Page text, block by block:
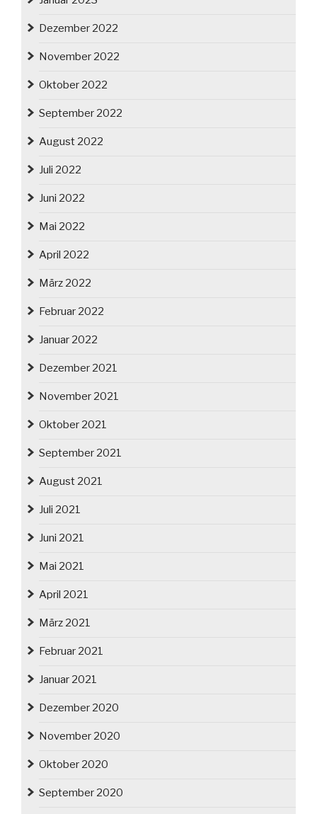
Dezember 2022
November 2022
Oktober 2022
September 2022
August 2022
Juli 2022
Juni 2022
Mai 2022
April 2022
März 2022
Februar 2022
Januar 2022
Dezember 2021
November 2021
Oktober 2021
September 2021
August 2021
Juli 2021
Juni 2021
Mai 2021
April 2021
März 2021
Februar 2021
Januar 2021
Dezember 2020
November 2020
Oktober 2020
September 2020